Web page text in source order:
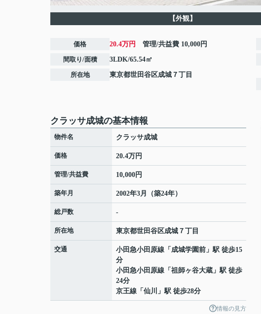
【外観】
価格 20.4万円 管理/共益費 10,000円
間取り/面積 3LDK/65.54㎡
所在地 東京都世田谷区成城 ７丁目
クラッサ成城の基本情報
物件名 クラッサ成城
価格 20.4万円
管理/共益費 10,000円
築年月 2002年3月（築24年）
総戸数 -
所在地 東京都世田谷区成城 ７丁目
交通 小田急小田原線 「 成城学園前 」駅 徒歩15
分
小田急小田原線 「 祖師ヶ谷大蔵 」駅 徒歩
24分
京王線 「 仙川 」駅 徒歩28分
情報の見方